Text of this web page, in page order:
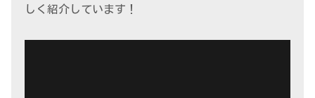
しく紹介しています！